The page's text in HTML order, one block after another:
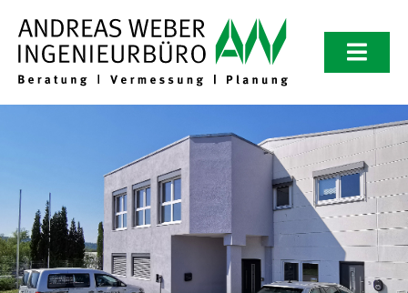
Inhalt
springen
Referenzen
Kontakt